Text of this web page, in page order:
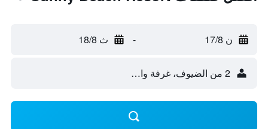
ن 17/8 - ث 18/8
2 من الضيوف، غرفة واحدة